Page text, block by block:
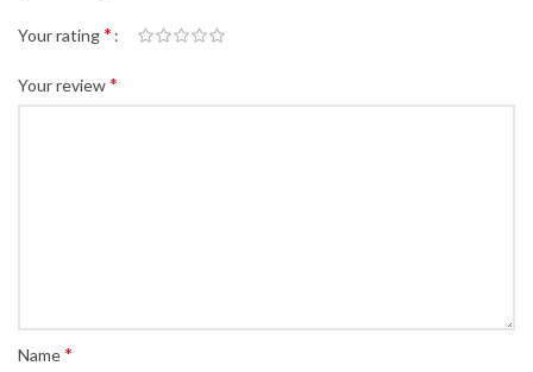
Your rating*
Your review*
Name*